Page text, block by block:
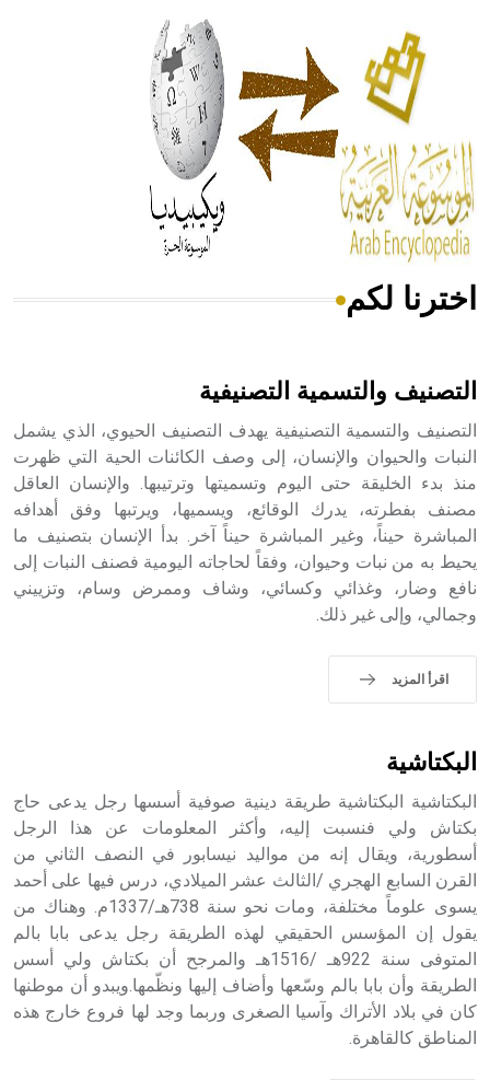
الحكم، الأدلة، تنظيم التغذية، ورسالته في جروح الرأس. ويعود
له الفضل بأنه حرر الطب من الدين والفلسفة.
- هل تعلم أن المرجان إفراز حيواني يتكون في البحر ويتركب
من مادة كربونات الكلسيوم، وهو أحمر أو شديد الحمرة وهو
أجود أنواعه، ويمتاز بكبر الحجم ويسمى الش
هل تعلم أن الأبسيد كلمة فرنسية اللفظ تم اعتمادها مصطلحاً
- هل تعلم أن أبجر Abgar اسم معروف جيداً يعود إلى عدد من
الملوك الذين حكموا مدينة إديسا (الرها) من أبجر الأول وحتى
التاسع، وهم ينتسبون إلى أسرة أوسروين
sign تكتب منفصلة غير متصلة، وتعتمد المبدأ الأكوروفوني،
اخترنا لكم
التصنيف والتسمية التصنيفية
التصنيف والتسمية التصنيفية يهدف التصنيف الحيوي، الذي يشمل
النبات والحيوان والإنسان، إلى وصف الكائنات الحية التي ظهرت
منذ بدء الخليقة حتى اليوم وتسميتها وترتيبها. والإنسان العاقل
مصنف بفطرته، يدرك الوقائع، ويسميها، ويرتبها وفق أهدافه
المباشرة حيناً، وغير المباشرة حيناً آخر. بدأ الإنسان بتصنيف ما
يحيط به من نبات وحيوان، وفقاً لحاجاته اليومية فصنف النبات إلى
نافع وضار، وغذائي وكسائي، وشاف وممرض وسام، وتزييني
وجمالي، وإلى غير ذلك.
اقرأ المزيد
البكتاشية
البكتاشية البكتاشية طريقة دينية صوفية أسسها رجل يدعى حاج
بكتاش ولي فنسبت إليه، وأكثر المعلومات عن هذا الرجل
أسطورية، ويقال إنه من مواليد نيسابور في النصف الثاني من
القرن السابع الهجري /الثالث عشر الميلادي، درس فيها على أحمد
يسوى علوماً مختلفة، ومات نحو سنة 738هـ/1337م. وهناك من
يقول إن المؤسس الحقيقي لهذه الطريقة رجل يدعى بابا بالم
المتوفى سنة 922هـ /1516هـ والمرجح أن بكتاش ولي أسس
الطريقة وأن بابا بالم وسّعها وأضاف إليها ونظّمها.ويبدو أن موطنها
كان في بلاد الأتراك وآسيا الصغرى وربما وجد لها فروع خارج هذه
المناطق كالقاهرة.